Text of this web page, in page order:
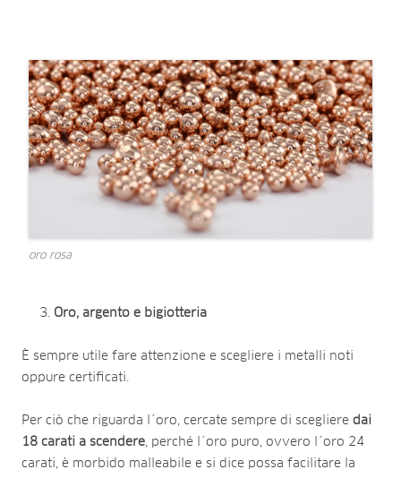
oro rosa
Oro, argento e bigiotteria
È sempre utile fare attenzione e scegliere i metalli noti
oppure certificati.
Per ciò che riguarda l´oro, cercate sempre di scegliere dai
18 carati a scendere, perché l´oro puro, ovvero l´oro 24
carati, è morbido malleabile e si dice possa facilitare la